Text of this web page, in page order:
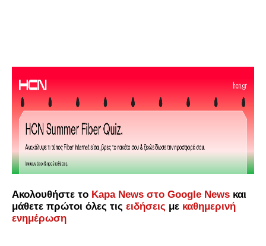
Ακολουθήστε το Kapa News στο Google News και
μάθετε πρώτοι όλες τις ειδήσεις με καθημερινή
ενημέρωση